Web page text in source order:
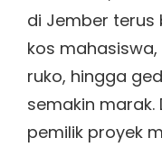
di Jember terus
kos
ruko, hingga
semakin marak.
pemilik proyek